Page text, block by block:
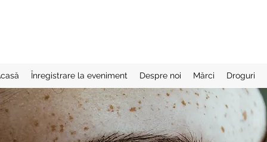
Înregistrare la eveniment Despre noi Mărci Droguri